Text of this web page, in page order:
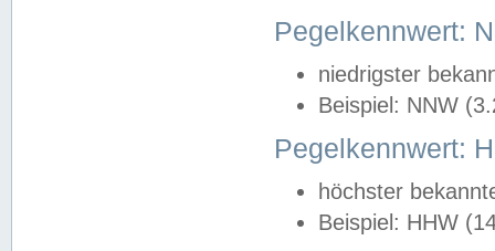
Pegelkennwert:
niedrigster
Beispiel: NNW
Pegelkennwert:
höchster
Beispiel: HHW